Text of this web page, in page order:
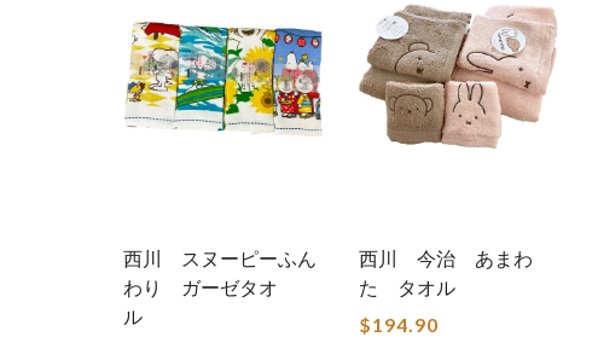
西川 スヌーピーふん
わり ガーゼタオ
ル
西川 今治 あまわ
た タオル
$194.90